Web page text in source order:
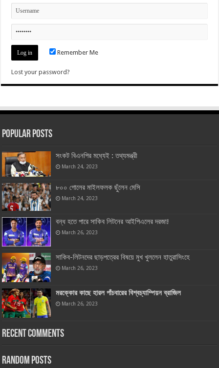
Remember Me
Lost your password?
Popular Posts
সংকট বিএনপির মধ্যেই : তথ্যমন্ত্রী
March 24, 2023
৮০০ গোলের মাইলফলক ছুঁলেন মেসি
March 24, 2023
বন্ধ হতে পারে সাকিব লিটনের আইপিএলের দরজা!
March 26, 2023
সাকিব-লিটনদের ছাড়পত্রের বিষয়ে মুখ খুললেন হাতুরাসিংহে
March 26, 2023
মরক্কোর কাছে হারল পাঁচবারের বিশ্বচ্যাম্পিয়ন ব্রাজিল
March 26, 2023
Recent Comments
Random Posts